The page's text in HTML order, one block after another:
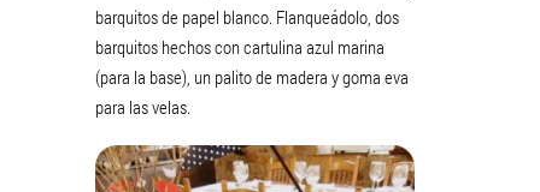
barquitos de papel blanco. Flanqueádolo, dos
barquitos hechos con cartulina azul marina
(para la base), un palito de madera y goma eva
para las velas.